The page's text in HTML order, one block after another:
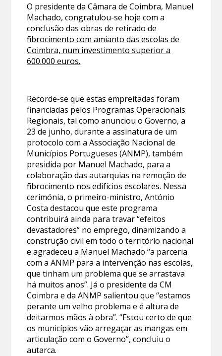
O presidente da Câmara de Coimbra, Manuel
Machado, congratulou-se hoje com a
conclusão das obras de retirado de
fibrocimento com amianto das escolas de
Coimbra, num investimento superior a
600.000 euros.
Recorde-se que estas empreitadas foram
financiadas pelos Programas Operacionais
Regionais, tal como anunciou o Governo, a
23 de junho, durante a assinatura de um
protocolo com a Associação Nacional de
Municípios Portugueses (ANMP), também
presidida por Manuel Machado, para a
colaboração das autarquias na remoção de
fibrocimento nos edifícios escolares. Nessa
cerimónia, o primeiro-ministro, António
Costa destacou que este programa
contribuirá ainda para travar “efeitos
devastadores” no emprego, dinamizando a
construção civil em todo o território nacional
e agradeceu a Manuel Machado “a parceria
com a ANMP para a intervenção nas escolas,
que tinham um problema que se arrastava
há muitos anos”. Já o presidente da CM
Coimbra e da ANMP salientou que “estamos
perante um velho problema e é altura de
deitarmos mãos à obra”. “Estou certo de que
os municípios vão arregaçar as mangas em
articulação com o Governo”, concluiu o
autarca.